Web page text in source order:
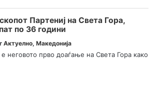
Партениј на Света Гора,
по 36 години
Актуелно, Македонија
е неговото прво доаѓање на Света Гора како